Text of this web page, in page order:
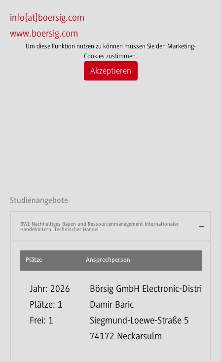
info[at]boersig.com
www.boersig.com
Um diese Funktion nutzen zu können müssen Sie den Marketing-
Cookies zustimmen.
Akzeptieren
Studienangebote
BWL-Nachhaltiges Bauen und Ressourcenmanagement-Internationaler
Handel/Intern. Technischer Handel
Plätze Ansprechperson
Jahr: 2026
Plätze: 1
Frei: 1
Börsig GmbH Electronic-
Damir Baric
Siegmund-Loewe-Straße 5
74172 Neckarsulm